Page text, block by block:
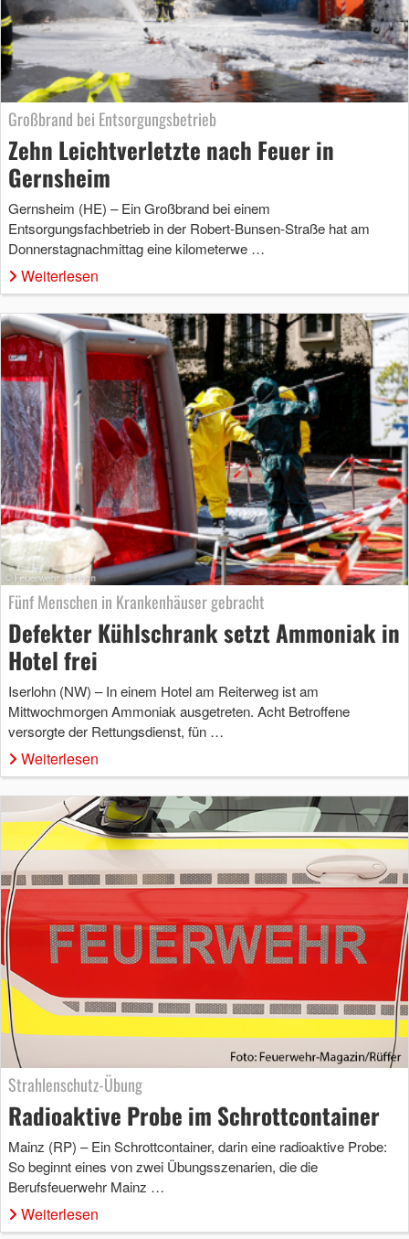
Großbrand bei Entsorgungsbetrieb
Zehn Leichtverletzte nach Feuer in
Gernsheim
Gernsheim (HE) – Ein Großbrand bei einem
Entsorgungsfachbetrieb in der Robert-Bunsen-Straße hat am
Donnerstagnachmittag eine kilometerwe …
Weiterlesen
Fünf Menschen in Krankenhäuser gebracht
Defekter Kühlschrank setzt Ammoniak in
Hotel frei
Iserlohn (NW) – In einem Hotel am Reiterweg ist am
Mittwochmorgen Ammoniak ausgetreten. Acht Betroffene
versorgte der Rettungsdienst, fün …
Weiterlesen
Strahlenschutz-Übung
Radioaktive Probe im Schrottcontainer
Mainz (RP) – Ein Schrottcontainer, darin eine radioaktive Probe:
So beginnt eines von zwei Übungsszenarien, die die
Berufsfeuerwehr Mainz …
Weiterlesen